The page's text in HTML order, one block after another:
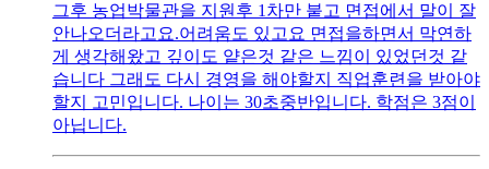
그후 농업박물관을 지원후 1차만 붙고 면접에서 말이 잘
안나오더라고요.어려움도 있고요 면접을하면서 막연하
게 생각해왔고 깊이도 얕은것 같은 느낌이 있었던것 같
습니다 그래도 다시 경영을 해야할지 직업훈련을 받아야
할지 고민입니다. 나이는 30초중반입니다. 학점은 3점이
아닙니다.